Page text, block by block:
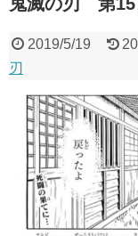
2019/5/19
刃